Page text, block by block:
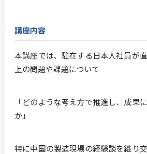
講座内容
本講座では、駐在する日本人社員が
上の問題や課題について
「どのような考え方で推進し、成果
か」
特に中国の製造現場の経験談を織り